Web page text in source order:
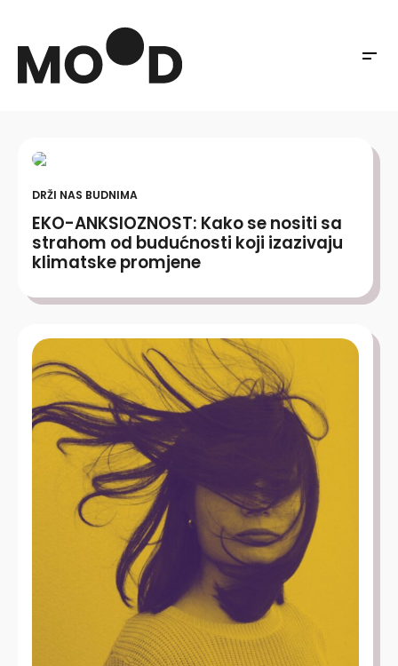
DRŽI NAS BUDNIMA
EKO-ANKSIOZNOST: Kako se nositi sa
strahom od budućnosti koji izazivaju
klimatske promjene